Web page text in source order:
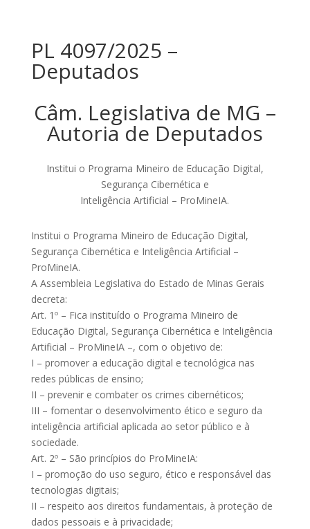
PL 4097/2025 –
Deputados
Câm. Legislativa de MG –
Autoria de Deputados
Institui o Programa Mineiro de Educação Digital,
Segurança Cibernética e
Inteligência Artificial – ProMineIA.
Institui o Programa Mineiro de Educação Digital,
Segurança Cibernética e Inteligência Artificial –
ProMineIA.
A Assembleia Legislativa do Estado de Minas Gerais
decreta:
Art. 1º – Fica instituído o Programa Mineiro de
Educação Digital, Segurança Cibernética e Inteligência
Artificial – ProMineIA –, com o objetivo de:
I – promover a educação digital e tecnológica nas
redes públicas de ensino;
II – prevenir e combater os crimes cibernéticos;
III – fomentar o desenvolvimento ético e seguro da
inteligência artificial aplicada ao setor público e à
sociedade.
Art. 2º – São princípios do ProMineIA:
I – promoção do uso seguro, ético e responsável das
tecnologias digitais;
II – respeito aos direitos fundamentais, à proteção de
dados pessoais e à privacidade;